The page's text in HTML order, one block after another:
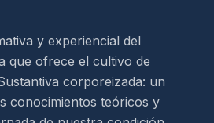
y experiencial del
que ofrece el cultivo de
corporeizada: un
conocimientos teóricos y